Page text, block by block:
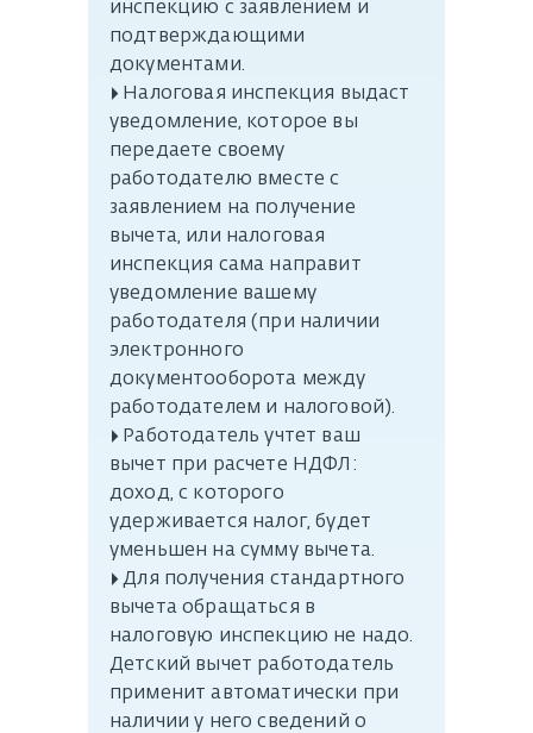
инспекцию с заявлением и
подтверждающими
документами.
▸ Налоговая инспекция выдаст
уведомление, которое вы
передаете своему
работодателю вместе с
заявлением на получение
вычета, или налоговая
инспекция сама направит
уведомление вашему
работодателя (при наличии
электронного
документооборота между
работодателем и налоговой).
▸ Работодатель учтет ваш
вычет при расчете НДФЛ:
доход, с которого
удерживается налог, будет
уменьшен на сумму вычета.
▸ Для получения стандартного
вычета обращаться в
налоговую инспекцию не надо.
Детский вычет работодатель
применит автоматически при
наличии у него сведений о